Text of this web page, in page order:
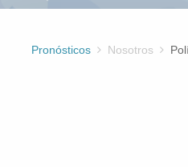
Pronósticos Nosotros